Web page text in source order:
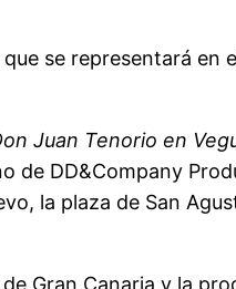
se representará en
Juan Tenorio en
de DD&Company
la plaza de San
Gran Canaria y la